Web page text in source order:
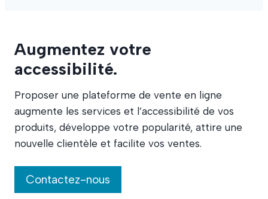
Augmentez votre
accessibilité.
Proposer une plateforme de vente en ligne
augmente les services et l’accessibilité de vos
produits, développe votre popularité, attire une
nouvelle clientèle et facilite vos ventes.
Contactez-nous